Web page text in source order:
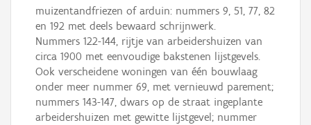
muizentandfriezen of arduin: nummers 9, 51, 77, 82
en 192 met deels bewaard schrijnwerk.
Nummers 122-144, rijtje van arbeidershuizen van
circa 1900 met eenvoudige bakstenen lijstgevels.
Ook verscheidene woningen van één bouwlaag
onder meer nummer 69, met vernieuwd parement;
nummers 143-147, dwars op de straat ingeplante
arbeidershuizen met gewitte lijstgevel; nummer